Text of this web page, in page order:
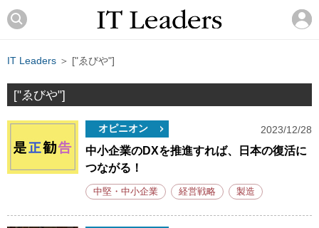
IT Leaders ＞ ["ゑびや"]
["ゑびや"]
オピニオン 2023/12/28
中小企業のDXを推進すれば、日本の復活に
つながる！
中堅・中小企業 経営戦略 製造